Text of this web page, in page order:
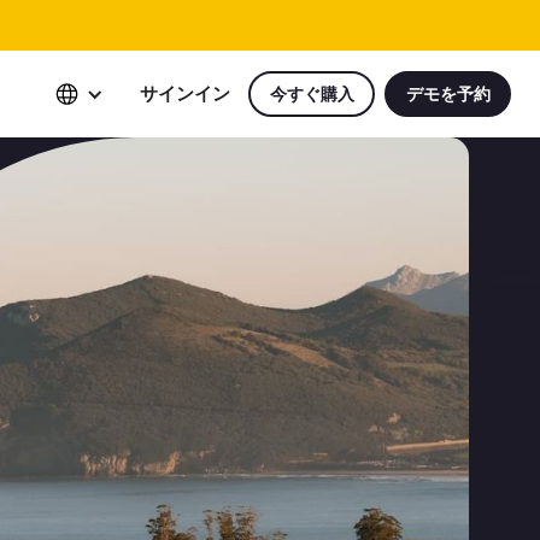
サインイン 今すぐ購入 デモを予約